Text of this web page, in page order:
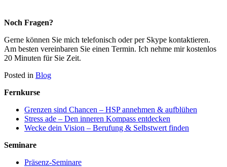
Noch Fragen?
Gerne können Sie mich telefonisch oder per Skype kontaktieren.
Am besten vereinbaren Sie einen Termin. Ich nehme mir kostenlos
20 Minuten für Sie Zeit.
Posted in Blog
Fernkurse
Grenzen sind Chancen – HSP annehmen & aufblühen
Stress ade – Den inneren Kompass entdecken
Wecke dein Vision – Berufung & Selbstwert finden
Seminare
Präsenz-Seminare